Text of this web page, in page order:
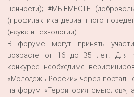
ценности); #МЫВМЕСТЕ
(профилактика девиантного
(наука и технологии).
В форуме могут принять
возрасте от 16 до 35 лет. Для
конкурсе необходимо
«Молодёжь России» через портал
на форум «Территория смыслов»,